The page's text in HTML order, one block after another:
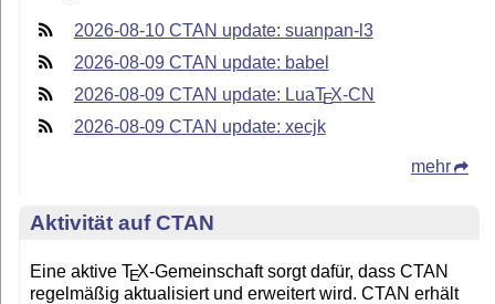
2026-08-10 CTAN update: suanpan-l3
2026-08-09 CTAN update: babel
2026-08-09 CTAN update: LuaTEX-CN
2026-08-09 CTAN update: xecjk
mehr
Aktivität auf CTAN
Eine aktive TEX-Gemeinschaft sorgt dafür, dass CTAN
regelmäßig aktualisiert und erweitert wird. CTAN erhält